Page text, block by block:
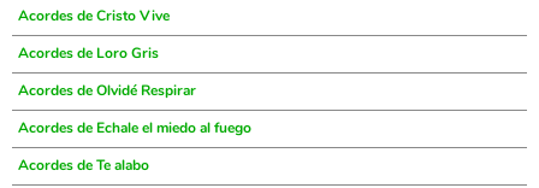
Acordes de Cristo Vive
Acordes de Loro Gris
Acordes de Olvidé Respirar
Acordes de Echale el miedo al fuego
Acordes de Te alabo